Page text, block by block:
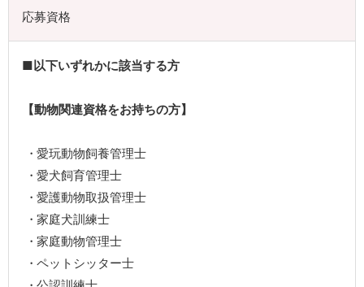
応募資格
■以下いずれかに該当する方
【動物関連資格をお持ちの方】
愛玩動物飼養管理士
愛犬飼育管理士
愛護動物取扱管理士
家庭犬訓練士
家庭動物管理士
ペットシッター士